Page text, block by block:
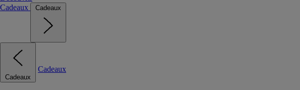
Cadeaux
Cadeaux
Cadeaux
Cadeaux